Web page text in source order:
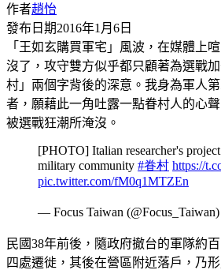
作者趙怡
發布日期2016年1月6日
「王如玄購買軍宅」風波，在媒體上
沒了，攻守雙方似乎都只顧著為選戰
村」兩個字背後的深意。我身為軍人
者，願藉此一角吐露一點眷村人的心
被選戰狂潮所淹沒。
[PHOTO] Italian researcher's
military community #眷村 https://
pic.twitter.com/fM0q1MTZEn
— Focus Taiwan (@Focus_Taiwan)
民國38年前後，隨政府撤台的軍隊約
四處遷徙，其後在營區附近落戶，乃